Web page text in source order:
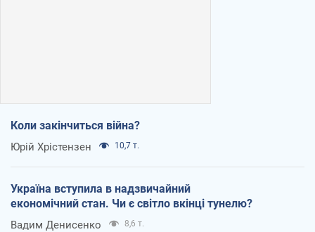
Коли закінчиться війна?
Юрій Хрістензен 10,7 т.
Україна вступила в надзвичайний
економічний стан. Чи є світло вкінці тунелю?
Вадим Денисенко 8,6 т.